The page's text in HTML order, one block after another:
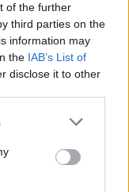
of the further
third parties on the
information may
the IAB’s List of
disclose it to other
or more Google
You may click to
party tags to
in below Google
To Be
και
από ένα